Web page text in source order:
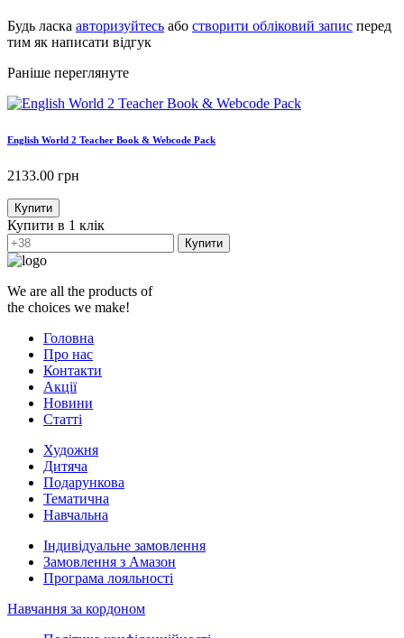
Будь ласка авторизуйтесь або створити обліковий запис перед
тим як написати відгук
Раніше переглянуте
English World 2 Teacher Book & Webcode Pack
2133.00 грн
Купити
Купити в 1 клік
Купити
We are all the products of
the choices we make!
Головна
Про нас
Контакти
Акції
Новини
Статті
Художня
Дитяча
Подарункова
Тематична
Навчальна
Індивідуальне замовлення
Замовлення з Амазон
Програма лояльності
Навчання за кордоном